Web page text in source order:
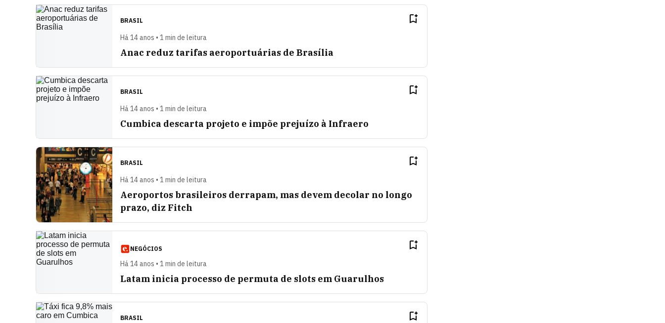
BRASIL
Há 14 anos • 1 min de leitura
Anac reduz tarifas aeroportuárias de Brasília
BRASIL
Há 14 anos • 1 min de leitura
Cumbica descarta projeto e impõe prejuízo à Infraero
BRASIL
Há 14 anos • 1 min de leitura
Aeroportos brasileiros derrapam, mas devem decolar no longo
prazo, diz Fitch
NEGÓCIOS
Há 14 anos • 1 min de leitura
Latam inicia processo de permuta de slots em Guarulhos
BRASIL